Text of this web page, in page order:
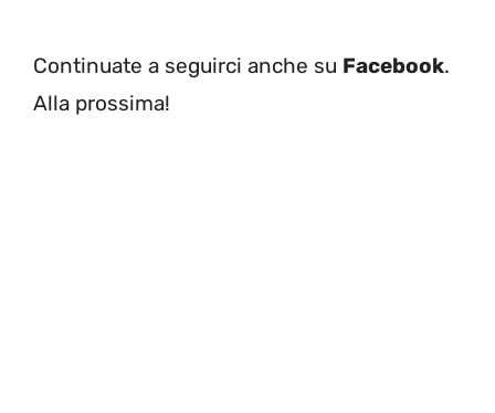
Continuate a seguirci anche su Facebook.
Alla prossima!